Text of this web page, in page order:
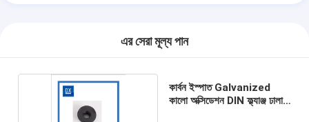
এর সেরা মূল্য পান
কার্বন ইস্পাত Galvanized
কালো অক্সিডেশন DIN ফ্ল্যাঞ্জ ঢালাই